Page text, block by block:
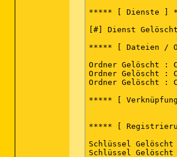
***** [ Dienste ]
[#] Dienst
***** [ Dateien /
Ordner Gelöscht :
Ordner Gelöscht :
Ordner Gelöscht :
***** [
***** [
Schlüssel Gelöscht
Schlüssel Gelöscht :